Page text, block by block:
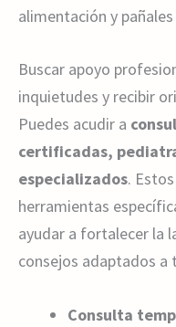
alimentación y
Buscar apoyo
inquietudes y recibir
Puedes acudir a
certificadas,
especializados.
herramientas
ayudar a fortalecer la
consejos adaptados a
Consulta